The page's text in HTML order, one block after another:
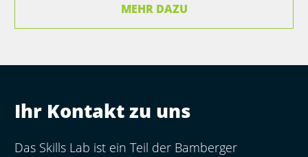
MEHR DAZU
Ihr Kontakt zu uns
Das Skills Lab ist ein Teil der Bamberger